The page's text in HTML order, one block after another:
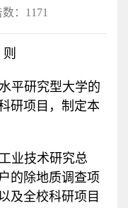
： 1171
平研究型大学的
研项目，制定本
业技术研究总
的除地质调查项
及全校科研项目